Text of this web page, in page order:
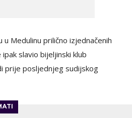
u Medulinu prilično izjednačenih
slavio bijeljinski klub
prije posljednjeg sudijskog